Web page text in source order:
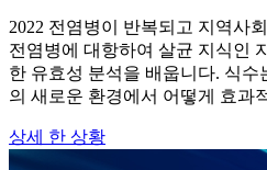
2022 전염병이 반복되고 지역사
전염병에 대항하여 살균 지식인
한 유효성 분석을 배웁니다. 식수
의 새로운 환경에서 어떻게 효과
상세 한 상황